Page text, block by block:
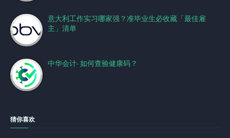
意大利工作实习哪家强？准毕业生必收藏「最佳雇
主」清单
中华会计- 如何查验健康码？
猜你喜欢